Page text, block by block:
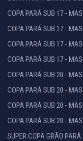
COPA PARÁ SUB 17 -
COPA PARÁ SUB 17 -
COPA PARÁ SUB 17 -
COPA PARÁ SUB 17 -
COPA PARÁ SUB 20 -
COPA PARÁ SUB 20 -
COPA PARÁ SUB 20 -
COPA PARÁ SUB 20 -
SUPER COPA GRÃO PARÁ